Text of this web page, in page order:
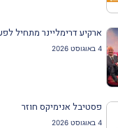
ארקיע דרימליינר מתחיל
4 באוגוסט 2026
פסטיבל אנימיקס חוזר
4 באוגוסט 2026